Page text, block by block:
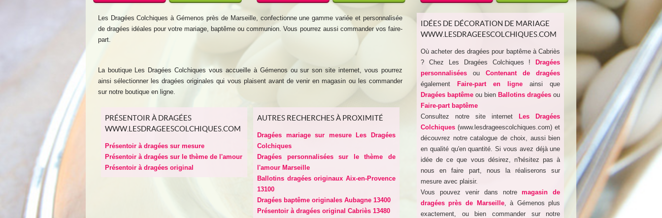
Les Dragées Colchiques à Gémenos près de Marseille, confectionne une gamme variée et personnalisée
de dragées idéales pour votre mariage, baptême ou communion. Vous pourrez aussi commander vos faire-
part.
La boutique Les Dragées Colchiques vous accueille à Gémenos ou sur son site internet, vous pourrez
ainsi sélectionner les dragées originales qui vous plaisent avant de venir en magasin ou les commander
sur notre boutique en ligne.
PRÉSENTOIR À DRAGÉES
WWW.LESDRAGEESCOLCHIQUES.COM
Présentoir à dragées sur mesure
Présentoir à dragées sur le thème de l'amour
Présentoir à dragées original
AUTRES RECHERCHES À PROXIMITÉ
Dragées mariage sur mesure Les Dragées
Colchiques
Dragées personnalisées sur le thème de
l'amour Marseille
Ballotins dragées originaux Aix-en-Provence
13100
Dragées baptême originales Aubagne 13400
Présentoir à dragées original Cabriès 13480
IDÉES DE DÉCORATION DE MARIAGE
WWW.LESDRAGEESCOLCHIQUES.COM
Où acheter des dragées pour baptême à Cabriès
? Chez Les Dragées Colchiques !
Dragées
personnaliséesouContenant de dragées
également
Faire-part en ligneainsi que
Dragées baptêmeou bien Ballotins dragéesou
Faire-part baptême
Consultez notre site internet
Les Dragées
Colchiques(www.lesdrageescolchiques.com) et
découvrez notre catalogue de choix, aussi bien
en qualité qu'en quantité. Si vous avez déjà une
idée de ce que vous désirez, n'hésitez pas à
nous en faire part, nous la réaliserons sur
mesure avec plaisir.
Vous pouvez venir dans notremagasin de
dragées près de Marseille, à Gémenos plus
exactement, ou bien commander sur notre